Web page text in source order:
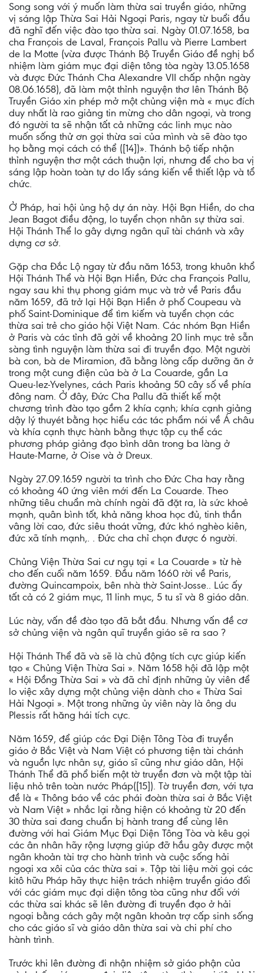
Song song với ý muốn làm thừa sai truyền giáo, những
vị sáng lập Thừa Sai Hải Ngoại Paris, ngay từ buổi đầu
đã nghĩ đến việc đào tạo thừa sai. Ngày 01.07.1658, ba
cha François de Laval, François Pallu và Pierre Lambert
de la Motte (vừa được Thánh Bộ Truyền Giáo đề nghị bổ
nhiệm làm giám mục đại diện tông tòa ngày 13.05.1658
và được Ðức Thánh Cha Alexandre VII chấp nhận ngày
08.06.1658), đã làm một thỉnh nguyện thơ lên Thánh Bộ
Truyền Giáo xin phép mở một chủng viện mà « mục đích
duy nhất là rao giảng tin mừng cho dân ngoại, và trong
đó người ta sẽ nhận tất cả những các linh mục nào
muốn sống thử ơn gọi thừa sai của mình và sẽ đào tạo
họ bằng mọi cách có thể ([14])». Thánh bộ tiếp nhận
thỉnh nguyện thơ một cách thuận lợi, nhưng để cho ba vị
sáng lập hoàn toàn tự do lấy sáng kiến về thiết lập và tổ
chức.
Ở Pháp, hai hội ủng hộ dự án này. Hội Bạn Hiền, do cha
Jean Bagot điều động, lo tuyển chọn nhân sự thừa sai.
Hội Thánh Thể lo gây dựng ngân quĩ tài chánh và xây
dựng cơ sở.
Gặp cha Ðắc Lộ ngay từ đầu năm 1653, trong khuôn khổ
Hội Thánh Thể và Hội Bạn Hiền, Ðức cha François Pallu,
ngay sau khi thụ phong giám mục và trở về Paris đầu
năm 1659, đã trở lại Hội Bạn Hiền ở phố Coupeau và
phố Saint-Dominique để tìm kiếm và tuyển chọn các
thừa sai trẻ cho giáo hội Việt Nam. Các nhóm Bạn Hiền
ở Paris và các tỉnh đã gởi về khoảng 20 linh mục trẻ sẵn
sàng tình nguyện làm thừa sai đi truyền đạo. Một người
bà con, bà de Miramion, đã bằng lòng cấp dưỡng ăn ở
trong một cung điện của bà ở La Couarde, gần La
Queu-lez-Yvelynes, cách Paris khoảng 50 cây số về phía
đông nam. Ở đây, Ðức Cha Pallu đã thiết kế một
chương trình đào tạo gồm 2 khía cạnh; khía cạnh giảng
dậy lý thuyét bằng học hiểu các tác phẩm nói về Á châu
và khía cạnh thực hành bằng thực tập cụ thể các
phương pháp giảng đạo bình dân trong ba làng ở
Haute-Marne, ở Oise và ở Dreux.
Ngày 27.09.1659 người ta trình cho Ðức Cha hay rằng
có khoảng 40 ứng viên mới đến La Couarde. Theo
những tiêu chuẩn mà chính ngài đã đặt ra, là sức khoẻ
mạnh, quân bình tốt, khả năng khoa học đủ, tinh thần
vâng lời cao, đức siêu thoát vững, đức khó nghèo kiên,
đức xã tính mạnh,. . Ðức cha chỉ chọn được 6 người.
Chủng Viện Thừa Sai cư ngụ tại « La Couarde » từ hè
cho đến cuối năm 1659. Ðầu năm 1660 rời về Paris,
đường Quincampoix, bên nhà thờ Saint-Josse.. Lúc ấy
tất cả có 2 giám mục, 11 linh mục, 5 tu sĩ và 8 giáo dân.
Lúc này, vấn đề đào tạo đã bắt đầu. Nhưng vấn đề cơ
sở chủng viện và ngân quĩ truyền giáo sẽ ra sao ?
Hội Thánh Thể đã và sẽ là chủ động tích cực giúp kiến
tạo « Chủng Viện Thừa Sai ». Năm 1658 hội đã lập một
« Hội Ðồng Thừa Sai » và đã chỉ định những ủy viên để
lo việc xây dựng một chủng viện dành cho « Thừa Sai
Hải Ngoại ». Một trong những ủy viên này là ông du
Plessis rất hăng hái tích cực.
Năm 1659, để giúp các Ðại Diện Tông Tòa đi truyền
giáo ở Bắc Việt và Nam Việt có phương tiện tài chánh
và nguồn lực nhân sự, giáo sĩ cũng như giáo dân, Hội
Thánh Thể đã phổ biến một tờ truyền đơn và một tập tài
liệu nhỏ trên toàn nước Pháp([15]). Tờ truyền đơn, với tựa
đề là « Thông báo về các phái đoàn thừa sai ở Bắc Việt
và Nam Việt » nhắc lại rằng hiện có khoảng từ 20 đến
30 thừa sai đang chuẩn bị hành trang để cùng lên
đường với hai Giám Mục Ðại Diện Tông Tòa và kêu gọi
các ân nhân hãy rộng lượng giúp đỡ hầu gây được một
ngân khoản tài trợ cho hành trình và cuộc sống hải
ngoại xa xôi của các thừa sai ». Tập tài liệu mời gọi các
kitô hữu Pháp hãy thực hiện trách nhiệm truyền giáo đối
với các giám mục đại diện tông tòa cũng như đối với
các thừa sai khác sẽ lên đường đi truyền đạo ở hải
ngoại bằng cách gây một ngân khoản trợ cấp sinh sống
cho các giáo sĩ và giáo dân thừa sai và chi phí cho
hành trình.
Trước khi lên đường đi nhận nhiệm sở giáo phận của